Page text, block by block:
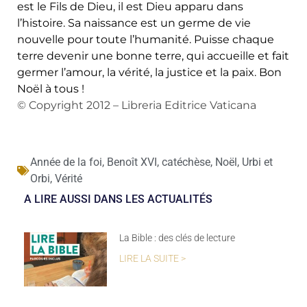
est le Fils de Dieu, il est Dieu apparu dans
l’histoire. Sa naissance est un germe de vie
nouvelle pour toute l’humanité. Puisse chaque
terre devenir une bonne terre, qui accueille et fait
germer l’amour, la vérité, la justice et la paix. Bon
Noël à tous !
© Copyright 2012 – Libreria Editrice Vaticana
Année de la foi, Benoît XVI, catéchèse, Noël, Urbi et
Orbi, Vérité
A LIRE AUSSI DANS LES ACTUALITÉS
La Bible : des clés de lecture
LIRE LA SUITE >